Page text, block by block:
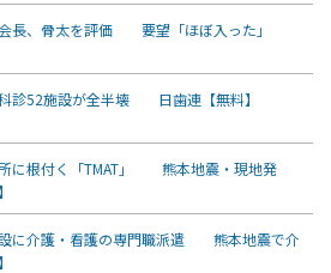
長、骨太を評価 要望「ほぼ入った」
診52施設が全半壊 日歯連【無料】
に根付く「TMAT」 熊本地震・現地発
に介護・看護の専門職派遣 熊本地震で介